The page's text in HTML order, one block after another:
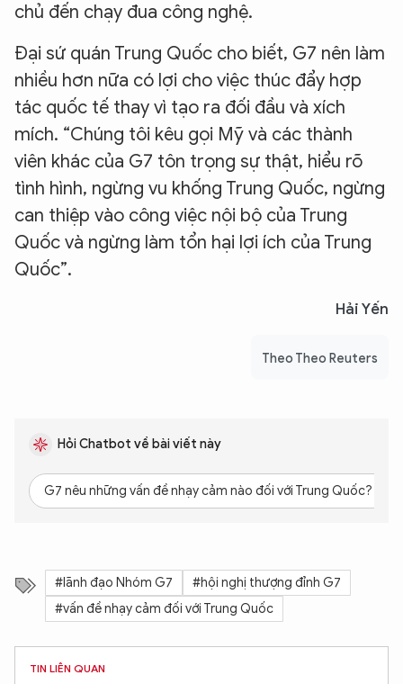
chủ đến chạy đua công nghệ.
Đại sứ quán Trung Quốc cho biết, G7 nên làm
nhiều hơn nữa có lợi cho việc thúc đẩy hợp
tác quốc tế thay vì tạo ra đối đầu và xích
mích. “Chúng tôi kêu gọi Mỹ và các thành
viên khác của G7 tôn trọng sự thật, hiểu rõ
tình hình, ngừng vu khống Trung Quốc, ngừng
can thiệp vào công việc nội bộ của Trung
Quốc và ngừng làm tổn hại lợi ích của Trung
Quốc”.
Hải Yến
Theo Theo Reuters
Hỏi Chatbot về bài viết này
G7 nêu những vấn đề nhạy cảm nào đối với Trung Quốc?
#lãnh đạo Nhóm G7
#hội nghị thượng đỉnh G7
#vấn đề nhạy cảm đối với Trung Quốc
TIN LIÊN QUAN